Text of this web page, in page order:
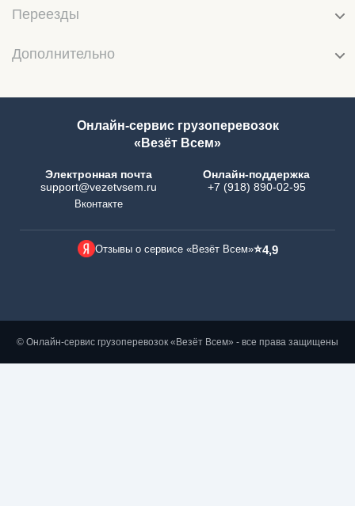
Переезды
Дополнительно
Онлайн-сервис грузоперевозок
«Везёт Всем»
Электронная почта
support@vezetvsem.ru
Вконтакте
Онлайн-поддержка
+7 (918) 890-02-95
Отзывы о сервисе «Везёт Всем»⭐4,9
© Онлайн-сервис грузоперевозок «Везёт Всем» - все права защищены